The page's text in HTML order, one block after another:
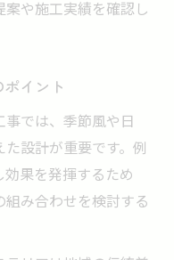
や施工実績を確認し
イント
では、季節風や日
設計が重要です。例
果を発揮するため
み合わせを検討する